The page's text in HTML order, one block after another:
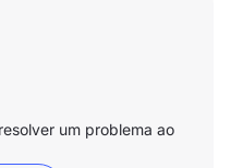
um problema ao